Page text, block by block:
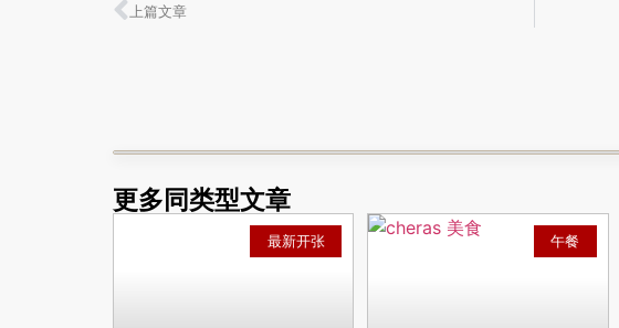
上篇文章
更多同类型文章
最新开张 午餐